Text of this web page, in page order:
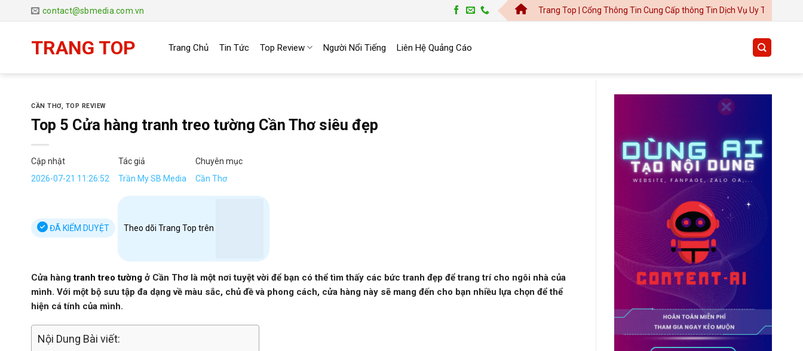
đến
contact@sbmedia.com.vn Trang Top | Cổng Thông Tin Cung Cấp thông Tin Dịch Vụ Uy Tín
TRANG TOP Trang Chủ Tin Tức Top Review Người Nổi Tiếng Liên Hệ Quảng Cáo
CẦN THƠ, TOP REVIEW
Top 5 Cửa hàng tranh treo tường Cần Thơ siêu đẹp
Cập nhật
2026-07-21 11:26:52
Tác giả
Trần My SB Media
Chuyên mục
Cần Thơ
ĐÃ KIỂM DUYỆT Theo dõi Trang Top trên
Cửa hàngtranh treo tường ở Cần Thơ là một nơi tuyệt vời để bạn có thể tìm thấy các bức tranh đẹp để trang trí cho ngôi nhà của
mình. Với một bộ sưu tập đa dạng về màu sắc, chủ đề và phong cách, cửa hàng này sẽ mang đến cho bạn nhiều lựa chọn để thể
hiện cá tính của mình.
Nội Dung Bài viết: